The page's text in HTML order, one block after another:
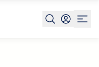
Caviglia Vigonza